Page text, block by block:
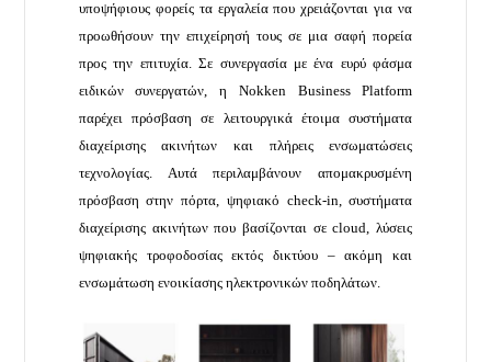
υποψήφιους φορείς τα εργαλεία που χρειάζονται για να
προωθήσουν την επιχείρησή τους σε μια σαφή πορεία
προς την επιτυχία. Σε συνεργασία με ένα ευρύ φάσμα
ειδικών συνεργατών, η Nokken Business Platform
παρέχει πρόσβαση σε λειτουργικά έτοιμα συστήματα
διαχείρισης ακινήτων και πλήρεις ενσωματώσεις
τεχνολογίας. Αυτά περιλαμβάνουν απομακρυσμένη
πρόσβαση στην πόρτα, ψηφιακό check-in, συστήματα
διαχείρισης ακινήτων που βασίζονται σε cloud, λύσεις
ψηφιακής τροφοδοσίας εκτός δικτύου – ακόμη και
ενσωμάτωση ενοικίασης ηλεκτρονικών ποδηλάτων.